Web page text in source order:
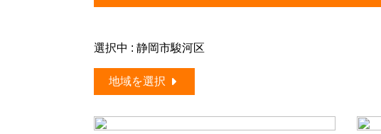
選択中 : 静岡市駿河区
地域を選択